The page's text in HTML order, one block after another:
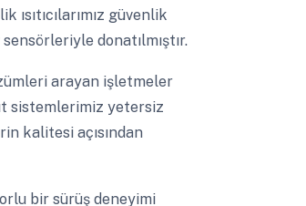
güvenlik
donatılmıştır.
arayan işletmeler
sistemlerimiz yetersiz
kalitesi açısından
bir sürüş deneyimi